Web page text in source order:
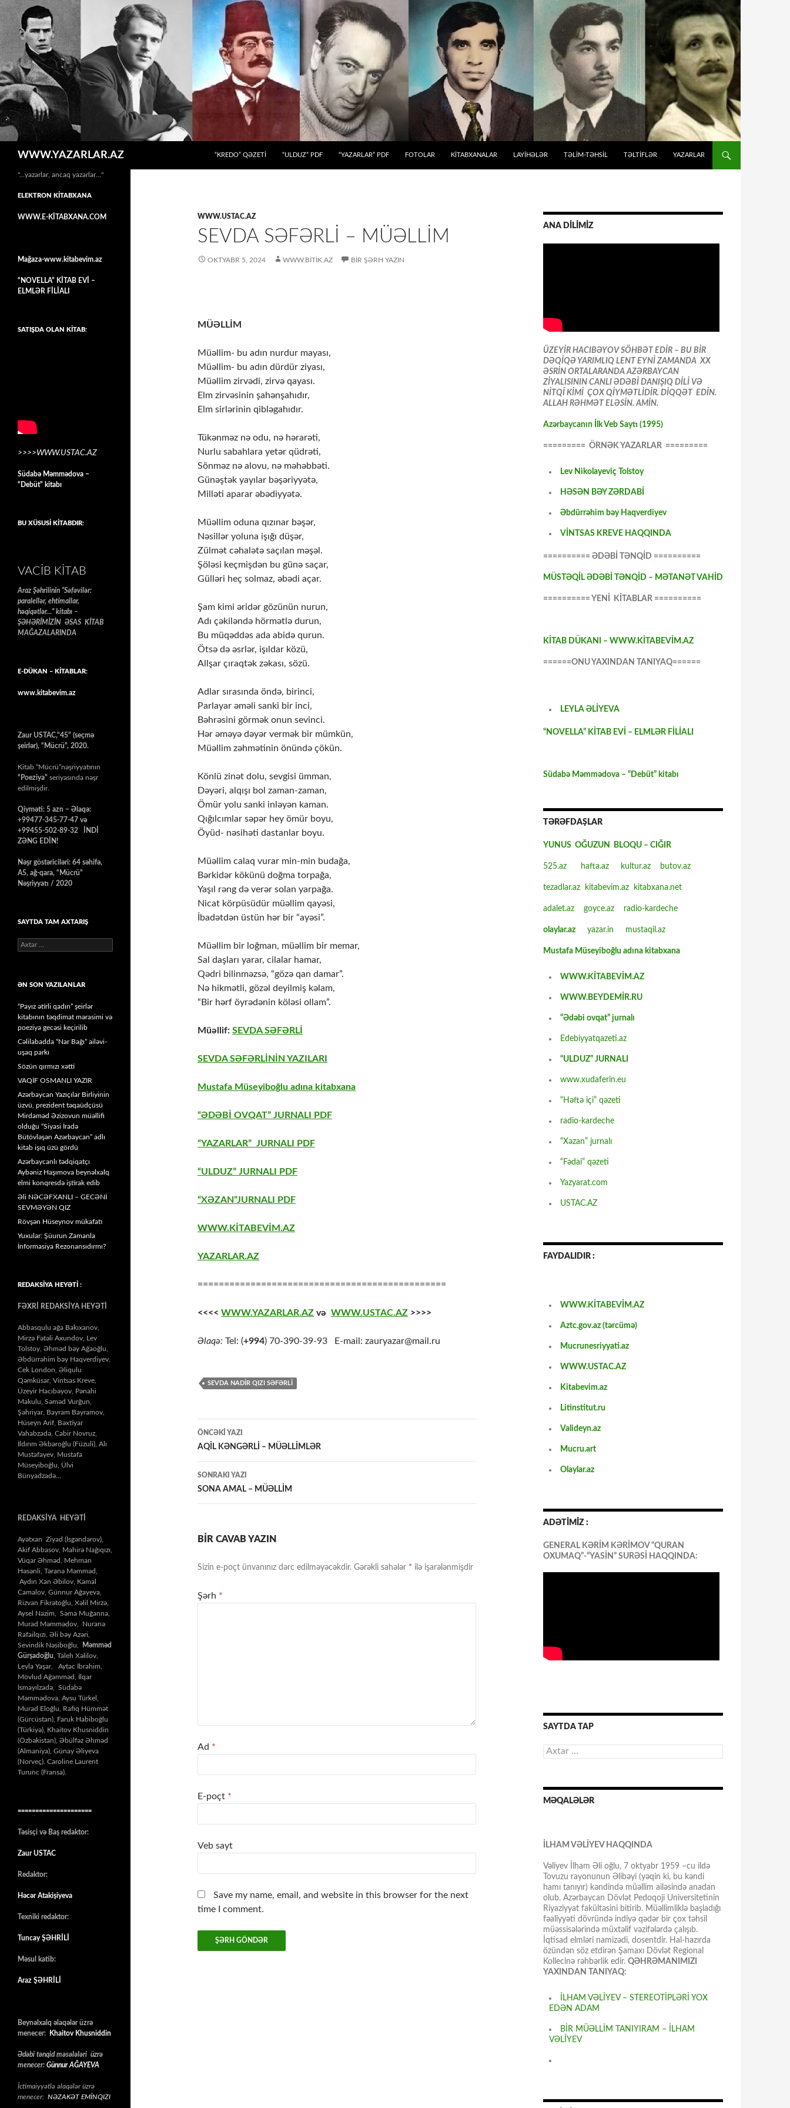
WWW.YAZARLAR.AZ
“KREDO” QƏZETİ
“ULDUZ” PDF “YAZARLAR” PDF FOTOLAR KİTABXANALAR LAYİHƏLƏR TƏLIM-TƏHSIL TƏLTİFLƏR YAZARLAR
WWW.USTAC.AZ
SEVDA SƏFƏRLİ – MÜƏLLİM
OKTYABR 5, 2024 WWW.BITIK.AZ BIR ŞƏRH YAZIN
MÜƏLLİM
Müəllim- bu adın nurdur mayası,
Müəllim- bu adın dürdür ziyası,
Müəllim zirvədi, zirvə qayası.
Elm zirvəsinin şahənşahıdır,
Elm sirlərinin qibləgahıdır.
Tükənməz nə odu, nə hərarəti,
Nurlu sabahlara yetər qüdrəti,
Sönməz nə alovu, nə məhəbbəti.
Günəştək yayılar bəşəriyyətə,
Milləti aparar əbədiyyətə.
Müəllim oduna qızınar bəşər,
Nəsillər yoluna işığı düşər,
Zülmət cəhalətə saçılan məşəl.
Şöləsi keçmişdən bu günə saçar,
Gülləri heç solmaz, əbədi açar.
Şam kimi əridər gözünün nurun,
Adı çəkiləndə hörmətlə durun,
Bu müqəddəs ada abidə qurun.
Ötsə də əsrlər, işıldar közü,
Allşar çıraqtək zəkası, sözü.
Adlar sırasında öndə, birinci,
Parlayar əməli sanki bir inci,
Bəhrəsini görmək onun sevinci.
Hər əməyə dəyər vermək bir mümkün,
Müəllim zəhmətinin önündə çökün.
Könlü zinət dolu, sevgisi ümman,
Dəyəri, alqışı bol zaman-zaman,
Ömür yolu sanki inləyən kaman.
Qığılcımlar səpər hey ömür boyu,
Öyüd- nəsihəti dastanlar boyu.
Müəllim calaq vurar min-min budağa,
Bərkidər kökünü doğma torpağa,
Yaşıl rəng də verər solan yarpağa.
Nicat körpüsüdür müəllim qayəsi,
İbadətdən üstün hər bir “ayəsi”.
Müəllim bir loğman, müəllim bir memar,
Sal daşları yarar, cilalar hamar,
Qədri bilinməzsə, “gözə qan damar”.
Nə hikmətli, gözəl deyilmiş kəlam,
“Bir hərf öyrədənin köləsi ollam”.
Müəllif: SEVDA SƏFƏRLİ
SEVDA SƏFƏRLİNİN YAZILARI
Mustafa Müseyiboğlu adına kitabxana
“ƏDƏBİ OVQAT” JURNALI PDF
“YAZARLAR” JURNALI PDF
“ULDUZ” JURNALI PDF
“XƏZAN”JURNALI PDF
WWW.KİTABEVİM.AZ
YAZARLAR.AZ
===============================================
<<<< WWW.YAZARLAR.AZ və WWW.USTAC.AZ >>>>
Əlaqə: Tel: (+994) 70-390-39-93 E-mail: zauryazar@mail.ru
SEVDA NADIR QIZI SƏFƏRLI
Yazılar
üzrə
naviqasiya
ÖNCƏKI YAZI
AQİL KƏNGƏRLİ – MÜƏLLİMLƏR
SONRAKI YAZI
SONA AMAL – MÜƏLLİM
BIR CAVAB YAZIN
Sizin e-poçt ünvanınız dərc edilməyəcəkdir. Gərəkli sahələr * ilə işarələnmişdir
Şərh *
Ad *
E-poçt *
Veb sayt
Save my name, email, and website in this browser for the next
time I comment.
ANA DİLİMİZ
ÜZEYİR HACIBƏYOV SÖHBƏT EDİR – BU BİR
DƏQİQƏ YARIMLIQ LENT EYNİ ZAMANDA XX
ƏSRİN ORTALARANDA AZƏRBAYCAN
ZİYALISININ CANLI ƏDƏBİ DANIŞIQ DİLİ VƏ
NİTQİ KİMİ ÇOX QİYMƏTLİDİR. DİQQƏT EDİN.
ALLAH RƏHMƏT ELƏSİN. AMİN.
Azərbaycanın İlk Veb Saytı (1995)
========= ÖRNƏK YAZARLAR =========
Lev Nikolayeviç Tolstoy
HƏSƏN BƏY ZƏRDABİ
Əbdürrəhim bəy Haqverdiyev
VİNTSAS KREVE HAQQINDA
========== ƏDƏBİ TƏNQİD ==========
MÜSTƏQİL ƏDƏBİ TƏNQİD – MƏTANƏT VAHİD
========== YENİ KİTABLAR ==========
KİTAB DÜKANI – WWW.KİTABEVİM.AZ
======ONU YAXINDAN TANIYAQ======
LEYLA ƏLİYEVA
“NOVELLA” KİTAB EVİ – ELMLƏR FİLİALI
Südabə Məmmədova – “Debüt” kitabı
TƏRƏFDAŞLAR
YUNUS OĞUZUN BLOQU – CIĞIR
525.az hafta.az kultur.az butov.az
tezadlar.az kitabevim.az kitabxana.net
adalet.az goyce.az radio-kardeche
olaylar.az yazar.in mustaqil.az
Mustafa Müseyiboğlu adına kitabxana
WWW.KİTABEVİM.AZ
WWW.BEYDEMİR.RU
“Ədəbi ovqat” jurnalı
Edebiyyatqazeti.az
“ULDUZ” JURNALI
www.xudaferin.eu
“Həftə içi” qəzeti
radio-kardeche
“Xəzan” jurnalı
“Fədai” qəzeti
Yazyarat.com
USTAC.AZ
FAYDALIDIR :
WWW.KİTABEVİM.AZ
Aztc.gov.az (tərcümə)
Mucrunesriyyati.az
WWW.USTAC.AZ
Kitabevim.az
Litinstitut.ru
Valideyn.az
Mucru.art
Olaylar.az
ADƏTİMİZ :
GENERAL KƏRİM KƏRİMOV “QURAN
OXUMAQ”-“YASİN” SURƏSİ HAQQINDA:
SAYTDA TAP
Axtarış:
MƏQALƏLƏR
İLHAM VƏLİYEV HAQQINDA
Vəliyev İlham Əli oğlu, 7 oktyabr 1959 –cu ildə
Tovuzu rayonunun Əlibəyi (yəqin ki, bu kəndi
hamı tanıyır) kəndində müəllim ailəsində anadan
olub. Azərbaycan Dövlət Pedoqoji Universitetinin
Riyaziyyat fakültəsini bitirib. Müəllimliklə başladığı
fəaliyyəti dövründə indiyə qədər bir çox təhsil
müəssisələrində müxtəlif vəzifələrdə çalışıb.
İqtisad elmləri namizədi, dosentdir. Hal-hazırda
özündən söz etdirən Şamaxı Dövlət Regional
Kollecinə rəhbərlik edir. QƏHRƏMANIMIZI
YAXINDAN TANIYAQ:
İLHAM VƏLİYEV – STEREOTİPLƏRİ YOX
EDƏN ADAM
BİR MÜƏLLİM TANIYIRAM – İLHAM
VƏLİYEV
"…yazarlar, ancaq yazarlar…"
ELEKTRON KİTABXANA
WWW.E-KİTABXANA.COM
Mağaza-www.kitabevim.az
“NOVELLA” KİTAB EVİ –
ELMLƏR FİLİALI
SATIŞDA OLAN KİTAB:
>>>>WWW.USTAC.AZ
Südabə Məmmədova –
“Debüt” kitabı
BU XÜSUSİ KİTABDIR:
VACIB KITAB
Araz Şəhrilinin “Səfəvilər:
paralellər, ehtimallar,
həqiqətlər…” kitabı –
ŞƏHƏRİMİZİN ƏSAS KİTAB
MAĞAZALARINDA
E-DÜKAN – KİTABLAR:
www.kitabevim.az
Zaur USTAC,“45” (seçmə
şeirlər), “Mücrü”, 2020.
Kitab “Mücrü”nəşriyyatının
“Poeziya” seriyasında nəşr
edilmişdir.
Qiyməti: 5 azn – Əlaqə:
+99477-345-77-47 və
+99455-502-89-32 İNDİ
ZƏNG EDİN!
Nəşr göstəriciləri: 64 səhifə,
A5, ağ-qara, “Mücrü”
Nəşriyyatı / 2020
SAYTDA TAM AXTARIŞ
Axtarış:
ƏN SON YAZILANLAR
“Payız ətirli qadın” şeirlər
kitabının təqdimat mərasimi və
poeziya gecəsi keçirilib
Cəlilabadda “Nar Bağı” ailəvi-
uşaq parkı
Sözün qırmızı xətti
VAQİF OSMANLI YAZIR
Azərbaycan Yazıçılar Birliyinin
üzvü, prezident təqaüdçüsü
Mirdaməd Əzizovun müəllifi
olduğu “Siyasi İradə
Bütövləşən Azərbaycan” adlı
kitab işıq üzü gördü
Azərbaycanlı tədqiqatçı
Aybəniz Haşımova beynəlxalq
elmi konqresdə iştirak edib
Əli NƏCƏFXANLI – GECƏNİ
SEVMƏYƏN QIZ
Rövşən Hüseynov mükafatı
Yuxular: Şüurun Zamanla
İnformasiya Rezonansıdırmı?
REDAKSİYA HEYƏTİ :
FƏXRİ REDAKSİYA HEYƏTİ
Abbasqulu ağa Bakıxanov,
Mirzə Fətəli Axundov, Lev
Tolstoy, Əhməd bəy Ağaoğlu,
Əbdürrəhim bəy Haqverdiyev,
Cek London, Əliqulu
Qəmküsar, Vintsas Kreve,
Üzeyir Hacıbəyov, Pənahi
Makulu, Səməd Vurğun,
Şəhriyar, Bayram Bayramov,
Hüseyn Arif, Bəxtiyar
Vahabzadə, Cabir Novruz,
İldırım Əkbəroğlu (Füzuli), Alı
Mustafayev, Mustafa
Müseyiboğlu, Ülvi
Bünyadzadə…
REDAKSİYA HEYƏTİ
Ayətxan Ziyad (İsgəndərov),
Akif Abbasov, Mahirə Nağıqızı,
Vüqar Əhməd, Mehman
Həsənli, Təranə Məmməd,
Aydın Xan Əbilov, Kamal
Camalov, Günnur Ağayeva,
Rizvan Fikrətoğlu, Xəlil Mirzə,
Aysel Nazim, Səma Muğanna,
Murad Məmmədov, Nuranə
Rafailqızı, Əli bəy Azəri,
Sevindik Nəsiboğlu,
Məmməd
Gürşadoğlu , Taleh Xəlilov,
Leyla Yaşar, Aytac İbrahim,
Mövlud Ağamməd, İlqar
İsmayılzadə, Südabə
Məmmədova, Aysu Türkel,
Murad Eloğlu, Rafiq Hümmət
(Gürcüstan), Faruk Habiboğlu
(Türkiyə), Khaitov Khusniddin
(Özbəkistan), Əbülfəz Əhməd
(Almaniya), Günay Əliyeva
(Norveç). Caroline Laurent
Turunc (Fransa).
=====================
Təsisçi və Baş redaktor:
Zaur USTAC
Redaktor:
Həcər Atakişiyeva
Texniki redaktor:
Tuncay ŞƏHRİLİ
Məsul katib:
Araz ŞƏHRİLİ
Beynəlxalq əlaqələr üzrə
menecer:
Khaitov Khusniddin
Ədəbi tənqid məsələləri üzrə
menecer: Günnur AĞAYEVA
İctimaiyyətlə əlaqələr üzrə
menecer: NƏZAKƏT EMİNQIZI